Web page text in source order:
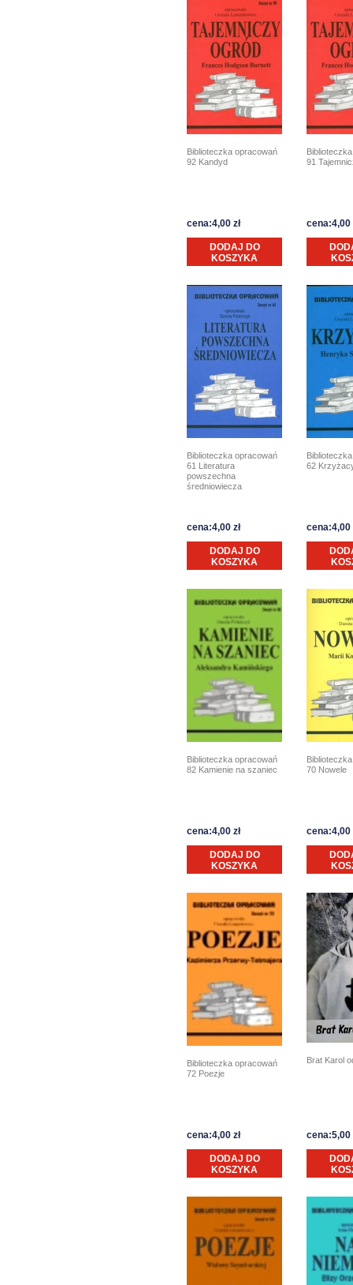
Biblioteczka opracowań
92 Kandyd
cena:4,00 zł
DODAJ DO
KOSZYKA
91
cena:4,00
Biblioteczka opracowań
61 Literatura
powszechna
średniowiecza
cena:4,00 zł
DODAJ DO
KOSZYKA
62
cena:4,00
Biblioteczka opracowań
82 Kamienie na szaniec
cena:4,00 zł
DODAJ DO
KOSZYKA
70 Nowele
cena:4,00
Biblioteczka opracowań
72 Poezje
cena:4,00 zł
DODAJ DO
KOSZYKA
Brat Karol
cena:5,00